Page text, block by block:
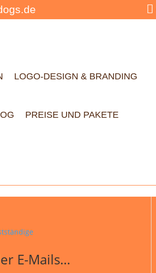

LOGO-DESIGN & BRANDING
PREISE UND PAKETE
E-Mails…